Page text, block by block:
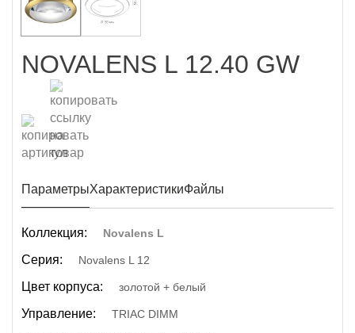
NOVALENS L 12.40 GW
ПараметрыХарактеристикиФайлы
Коллекция: Novalens L
Серия: Novalens L 12
Цвет корпуса: золотой + белый
Управление: TRIAC DIMM